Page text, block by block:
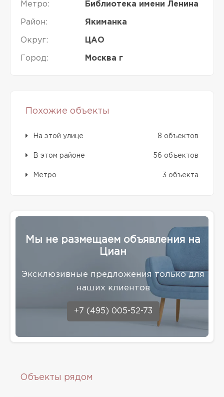
Метро: Библиотека имени Ленина
Район: Якиманка
Округ: ЦАО
Город: Москва г
Похожие объекты
На этой улице 8 объектов
В этом районе 56 объектов
Метро 3 объекта
Мы не размещаем объявления на
Циан
Эксклюзивные предложения только для
наших клиентов
+7 (495) 005-52-73
Объекты рядом